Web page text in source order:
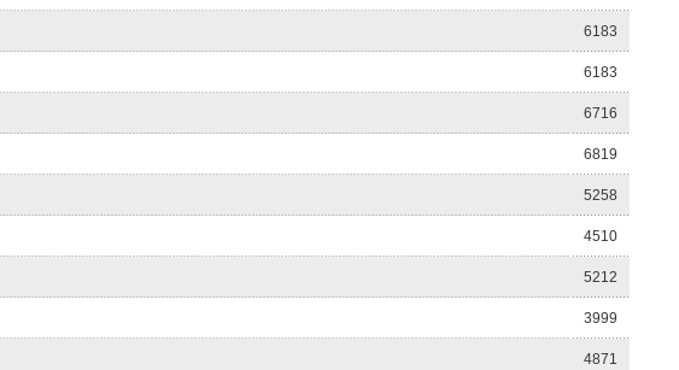
6183
6183
6716
6819
5258
4510
5212
3999
4871